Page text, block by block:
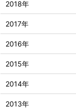
2018年
2017年
2016年
2015年
2014年
2013年